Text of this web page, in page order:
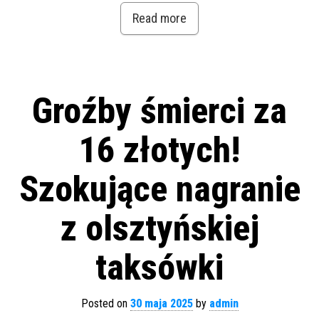
Read more
Groźby śmierci za
16 złotych!
Szokujące nagranie
z olsztyńskiej
taksówki
Posted on 30 maja 2025by admin